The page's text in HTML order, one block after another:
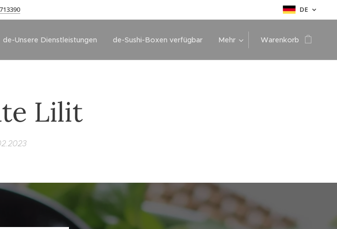
DE
de-Unsere Dienstleistungen de-Sushi-Boxen verfügbar Mehr Warenkorb
Lilit